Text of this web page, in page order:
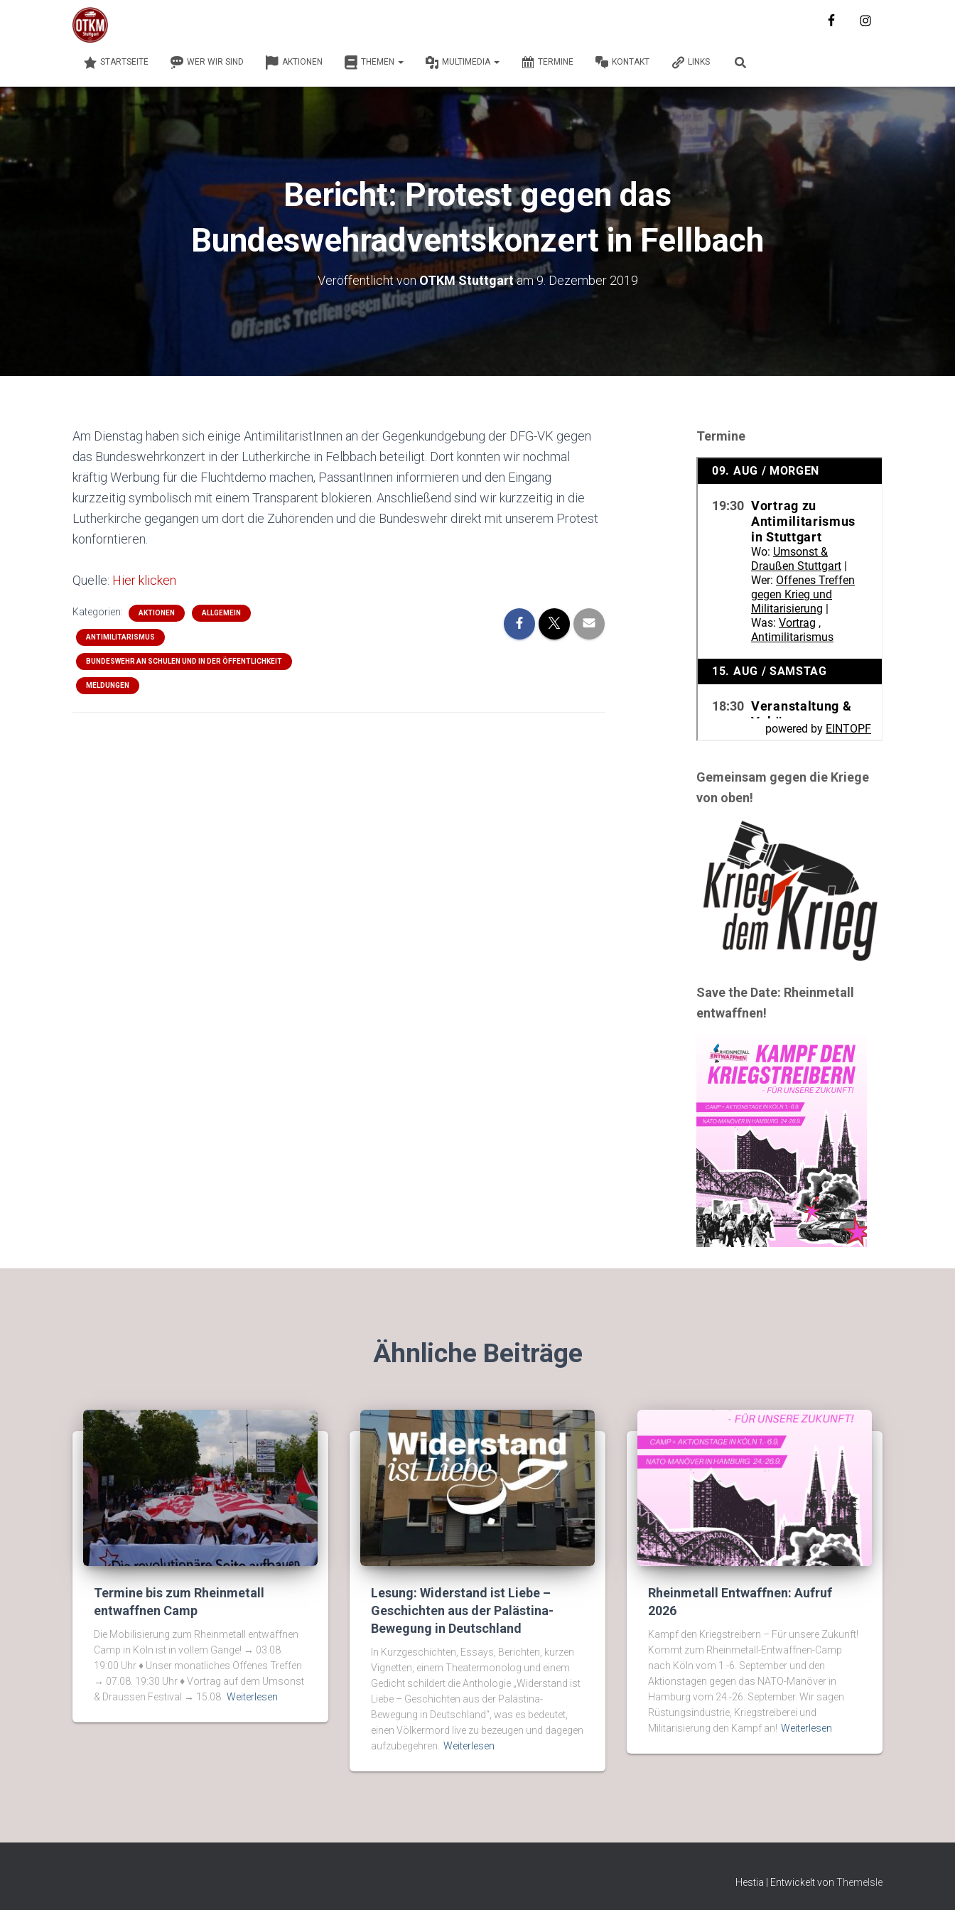
STARTSEITE WER WIR SIND AKTIONEN THEMEN MULTIMEDIA TERMINE KONTAKT LINKS
Bericht: Protest gegen das
Bundeswehradventskonzert in Fellbach
Veröffentlicht vonOTKM Stuttgartam9. Dezember 2019
Am Dienstag haben sich einige AntimilitaristInnen an der Gegenkundgebung der DFG-VK gegen
das Bundeswehrkonzert in der Lutherkirche in Felbbach beteiligt. Dort konnten wir nochmal
kräftig Werbung für die Fluchtdemo machen, PassantInnen informieren und den Eingang
kurzzeitig symbolisch mit einem Transparent blokieren. Anschließend sind wir kurzzeitig in die
Lutherkirche gegangen um dort die Zuhörenden und die Bundeswehr direkt mit unserem Protest
konforntieren.
Quelle: Hier klicken
Kategorien: AKTIONEN ALLGEMEIN
ANTIMILITARISMUS
BUNDESWEHR AN SCHULEN UND IN DER ÖFFENTLICHKEIT
MELDUNGEN
Termine
Gemeinsam gegen die Kriege
von oben!
Save the Date: Rheinmetall
entwaffnen!
Ähnliche Beiträge
Termine bis zum Rheinmetall
entwaffnen Camp
Die Mobilisierung zum Rheinmetall entwaffnen
Camp in Köln ist in vollem Gange! → 03.08.
19:00 Uhr ♦ Unser monatliches Offenes Treffen
→ 07.08. 19:30 Uhr ♦ Vortrag auf dem Umsonst
& Draussen Festival → 15.08. Weiterlesen
Lesung: Widerstand ist Liebe –
Geschichten aus der Palästina-
Bewegung in Deutschland
In Kurzgeschichten, Essays, Berichten, kurzen
Vignetten, einem Theatermonolog und einem
Gedicht schildert die Anthologie „Widerstand ist
Liebe – Geschichten aus der Palästina-
Bewegung in Deutschland“, was es bedeutet,
einen Völkermord live zu bezeugen und dagegen
aufzubegehren. Weiterlesen
Rheinmetall Entwaffnen: Aufruf
2026
Kampf den Kriegstreibern – Für unsere Zukunft!
Kommt zum Rheinmetall-Entwaffnen-Camp
nach Köln vom 1.-6. September und den
Aktionstagen gegen das NATO-Manöver in
Hamburg vom 24.-26. September. Wir sagen
Rüstungsindustrie, Kriegstreiberei und
Militarisierung den Kampf an! Weiterlesen
Hestia | Entwickelt von ThemeIsle